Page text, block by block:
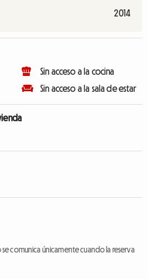
2014
Sin acceso a la cocina
Sin acceso a la sala de estar
comunica únicamente cuando la reserva